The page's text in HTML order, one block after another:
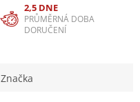
2,5 DNE
PRŮMĚRNÁ DOBA
DORUČENÍ
Značka